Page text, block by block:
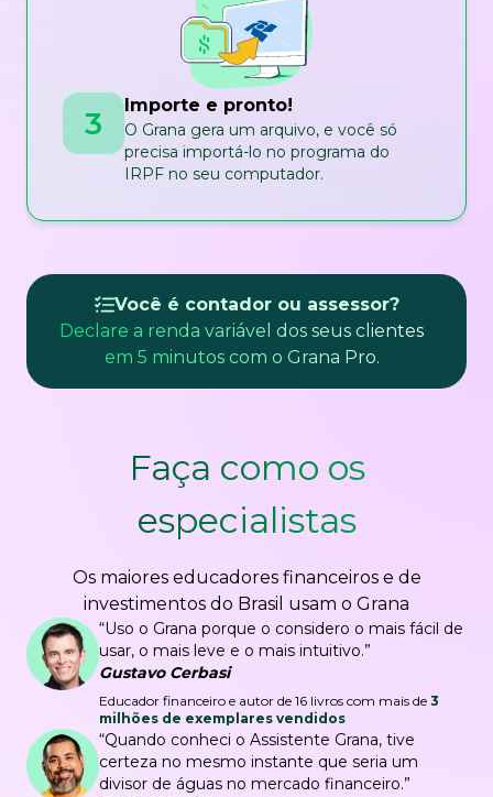
3 Importe e pronto!
O Grana gera um arquivo, e você só
precisa importá-lo no programa do
IRPF no seu computador.
Você é contador ou assessor?
Declare a renda variável dos seus clientes
em 5 minutos com o Grana Pro.
Faça como os
especialistas
Os maiores educadores financeiros e de
investimentos do Brasil usam o Grana
“Uso o Grana porque o considero o mais fácil de
usar, o mais leve e o mais intuitivo.”
Gustavo Cerbasi
Educador financeiro e autor de 16 livros com mais de 3
milhões de exemplares vendidos
“Quando conheci o Assistente Grana, tive
certeza no mesmo instante que seria um
divisor de águas no mercado financeiro.”